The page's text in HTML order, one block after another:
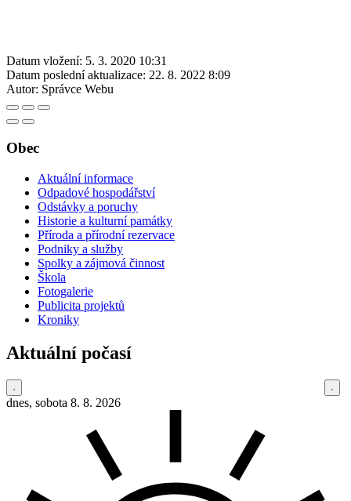
Datum vložení: 5. 3. 2020 10:31
Datum poslední aktualizace: 22. 8. 2022 8:09
Autor: Správce Webu
Obec
Aktuální informace
Odpadové hospodářství
Odstávky a poruchy
Historie a kulturní památky
Příroda a přírodní rezervace
Podniky a služby
Spolky a zájmová činnost
Škola
Fotogalerie
Publicita projektů
Kroniky
Aktuální počasí
dnes, sobota 8. 8. 2026